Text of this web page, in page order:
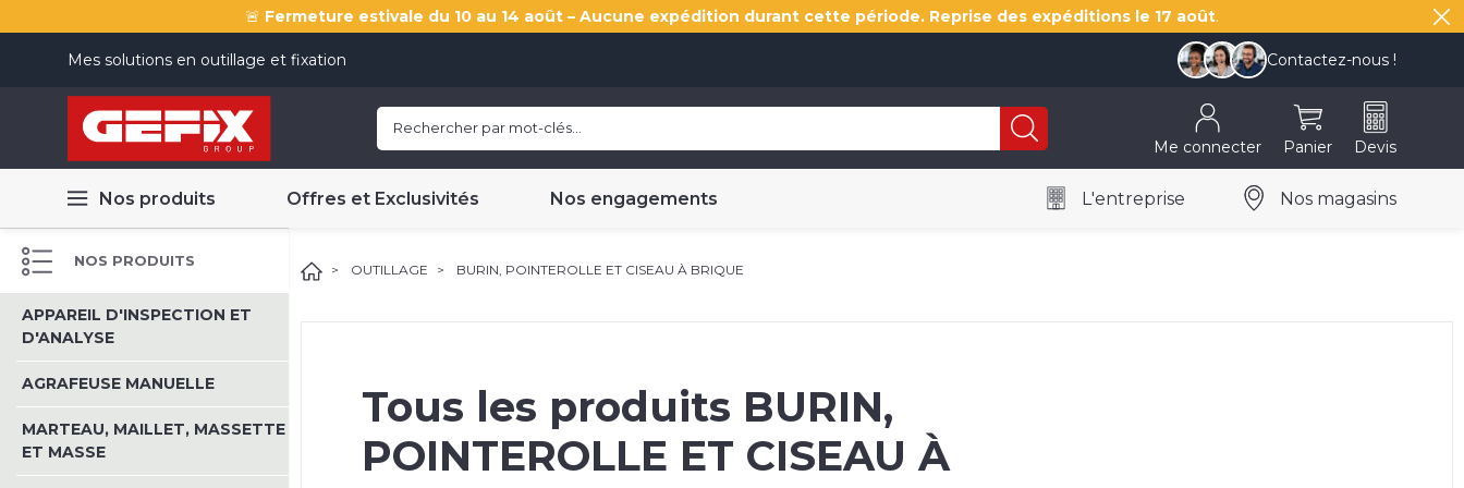
🚨 Fermeture estivale du 10 au 14 août – Aucune expédition durant cette période. Reprise des expéditions le 17 août.
Mes solutions en outillage et fixation Contactez-nous !
Me connecter Panier Devis
Nos produits Offres et Exclusivités Nos engagements L'entreprise Nos magasins
NOS PRODUITS
APPAREIL D'INSPECTION ET
D'ANALYSE
AGRAFEUSE MANUELLE
MARTEAU, MAILLET, MASSETTE
ET MASSE
OUTILLAGE BURIN, POINTEROLLE ET CISEAU À BRIQUE
Tous les produits BURIN,
POINTEROLLE ET CISEAU À